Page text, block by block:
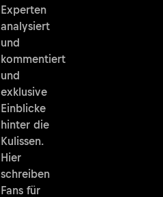
Experten
analysiert
und
kommentiert
und
exklusive
Einblicke
hinter die
Kulissen.
Hier
schreiben
Fans für